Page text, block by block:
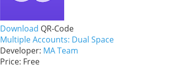
Download QR-Code
Multiple Accounts: Dual Space
Developer: MA Team
Price: Free